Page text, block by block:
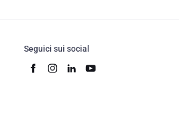
Seguici sui social